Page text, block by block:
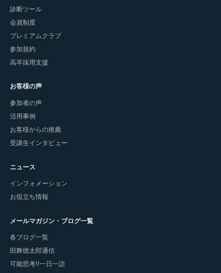
診断ツール
会員制度
プレミアムクラブ
参加規約
高卒採用支援
お客様の声
参加者の声
活用事例
お客様からの推薦
受講生インタビュー
ニュース
インフォメーション
お役立ち情報
メールマガジン・ブログ一覧
各ブログ一覧
田舞徳太郎通信
可能思考!!一日一語